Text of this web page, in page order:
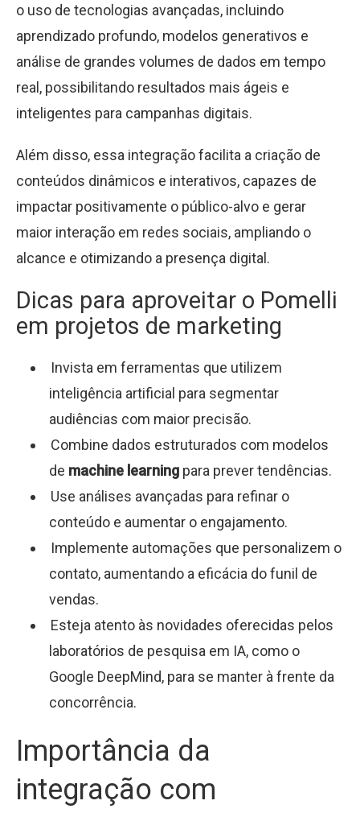
o uso de tecnologias avançadas, incluindo
aprendizado profundo, modelos generativos e
análise de grandes volumes de dados em tempo
real, possibilitando resultados mais ágeis e
inteligentes para campanhas digitais.
Além disso, essa integração facilita a criação de
conteúdos dinâmicos e interativos, capazes de
impactar positivamente o público-alvo e gerar
maior interação em redes sociais, ampliando o
alcance e otimizando a presença digital.
Dicas para aproveitar o Pomelli
em projetos de marketing
Invista em ferramentas que utilizem
inteligência artificial para segmentar
audiências com maior precisão.
Combine dados estruturados com modelos
de machine learning para prever tendências.
Use análises avançadas para refinar o
conteúdo e aumentar o engajamento.
Implemente automações que personalizem o
contato, aumentando a eficácia do funil de
vendas.
Esteja atento às novidades oferecidas pelos
laboratórios de pesquisa em IA, como o
Google DeepMind, para se manter à frente da
concorrência.
Importância da
integração com